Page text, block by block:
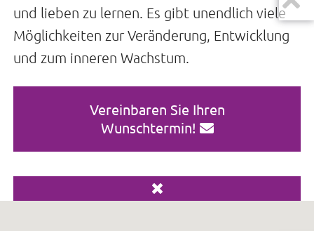
und lieben zu lernen. Es gibt unendlich viele
Möglichkeiten zur Veränderung, Entwicklung
und zum inneren Wachstum.
Vereinbaren Sie Ihren
Wunschtermin!